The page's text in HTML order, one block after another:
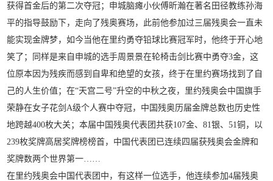
获得首金后的第二次夺冠；申城脑瘫小伙傅昕瀚在著名田径教练孙海
平的指导鼓励下，走向了残奥赛场，此前他参加过三届残奥会一直未
能实现金牌梦，如今当他在里约勇夺铅球比赛冠军时，他终于开心地
笑了；同样是来自申城的选手周景景在轮椅击剑比赛中勇夺3金，这
位原本因为残疾而感到自卑和绝望的女孩，终于在里约赛场找到了自
己的人生价值；在“天宫二号”升空的中秋之夜，里约残奥会中国旗手
荣静在女子花剑A级个人赛中夺冠，中国残奥历届金牌总数也历史性
地跨越400枚大关；本届中国残奥代表团共获107金、81银、51铜，以
239枚奖牌高居奖牌榜榜首，中国代表团已连续四届获残奥会金牌和
奖牌数两个世界第一……
在里约残奥会中国代表团中，有这样一位选手，他连续参加4届残奥